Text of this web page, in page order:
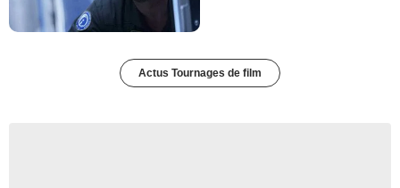
Actus Tournages de film